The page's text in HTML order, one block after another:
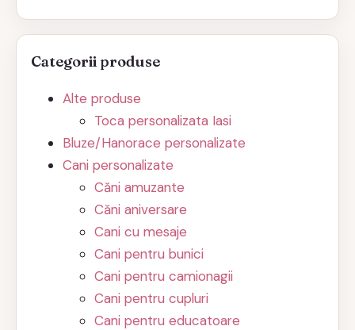
Categorii produse
Alte produse
Toca personalizata Iasi
Bluze/Hanorace personalizate
Cani personalizate
Căni amuzante
Căni aniversare
Cani cu mesaje
Cani pentru bunici
Cani pentru camionagii
Cani pentru cupluri
Cani pentru educatoare